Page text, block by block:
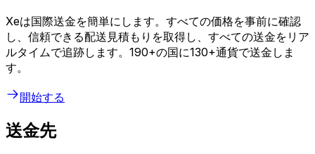
Xeは国際送金を簡単にします。すべての価格を事前に確認
し、信頼できる配送見積もりを取得し、すべての送金をリア
ルタイムで追跡します。190+の国に130+通貨で送金しま
す。
開始する
送金先